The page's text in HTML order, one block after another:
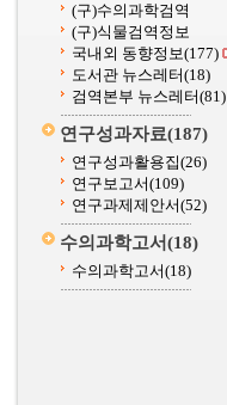
(구)수의과학검역
(구)식물검역정보
국내외 동향정보(177)
도서관 뉴스레터(18)
검역본부 뉴스레터(81)
연구성과자료(187)
연구성과활용집(26)
연구보고서(109)
연구과제제안서(52)
수의과학고서(18)
수의과학고서(18)